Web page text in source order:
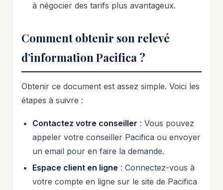
à négocier des tarifs plus avantageux.
Comment obtenir son relevé
d’information Pacifica ?
Obtenir ce document est assez simple. Voici les
étapes à suivre :
Contactez votre conseiller : Vous pouvez
appeler votre conseiller Pacifica ou envoyer
un email pour en faire la demande.
Espace client en ligne : Connectez-vous à
votre compte en ligne sur le site de Pacifica